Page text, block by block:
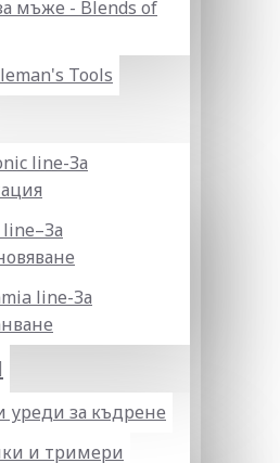
мъже - Blends of
Tools
line-За
line-За
за къдрене
и тримери